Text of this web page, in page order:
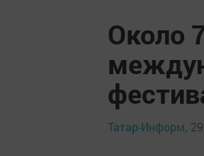
Около
Татар-Информ,